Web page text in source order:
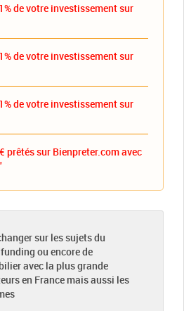
de votre investissement sur
de votre investissement sur
de votre investissement sur
prêtés sur Bienpreter.com avec
sur les sujets du
ou encore de
avec la plus grande
en France mais aussi les